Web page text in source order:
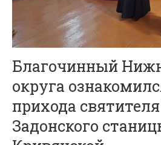
Благочинный
округа
прихода
Задонского